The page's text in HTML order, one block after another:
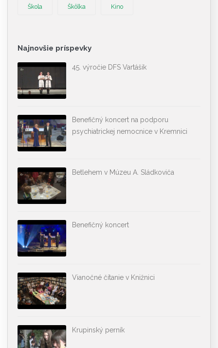
Škola Škôlka Kino
Najnovšie príspevky
45. výročie DFS Vartášik
Benefičný koncert na podporu
psychiatrickej nemocnice v Kremnici
Betlehem v Múzeu A. Sládkoviča
Benefičný koncert
Vianočné čítanie v Knižnici
Krupinský perník